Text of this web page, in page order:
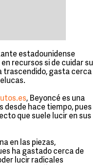
estadounidense
recursos si de cuidar su
trascendido, gasta cerca
, Beyoncé es una
desde hace tiempo, pues
que suele lucir en sus
en las piezas,
ha gastado cerca de
lucir radicales